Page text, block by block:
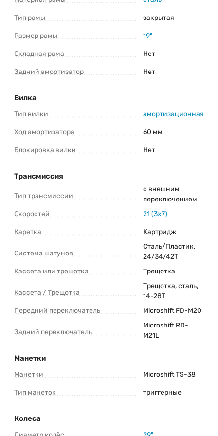
оставляют за собой право изменять внешний вид, характеристики и
комплектацию товара предварительно не уведомляя продавцов и
Тип рамы закрытая
Размер рамы 19"
Складная рама Нет
Задний амортизатор Нет
Вилка
Тип вилки амортизационная
Ход амортизатора 60 мм
Блокировка вилки Нет
Трансмиссия
Тип трансмиссии
с внешним
переключением
Скоростей
21 (3x7)
Каретка Картридж
Система шатунов
Сталь/Пластик,
24/34/42Т
Кассета или трещотка
Трещотка
Кассета / Трещотка
Трещотка, сталь,
14-28Т
Передний переключатель
Microshift FD-M20
Задний переключатель
Microshift RD-
M21L
Манетки
Манетки Microshift TS-38
Тип манеток триггерные
Колеса